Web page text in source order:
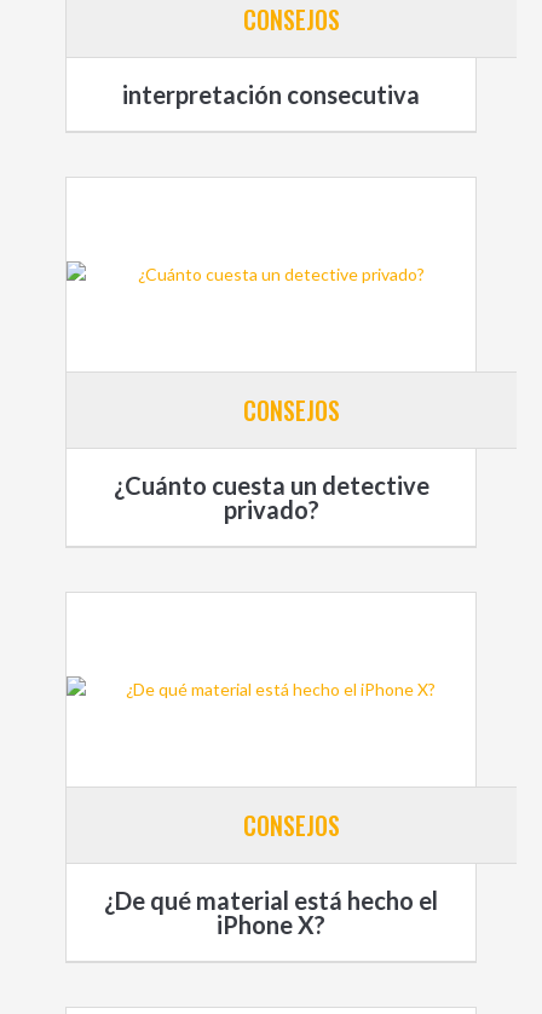
CONSEJOS
interpretación consecutiva
CONSEJOS
¿Cuánto cuesta un detective
privado?
CONSEJOS
¿De qué material está hecho el
iPhone X?